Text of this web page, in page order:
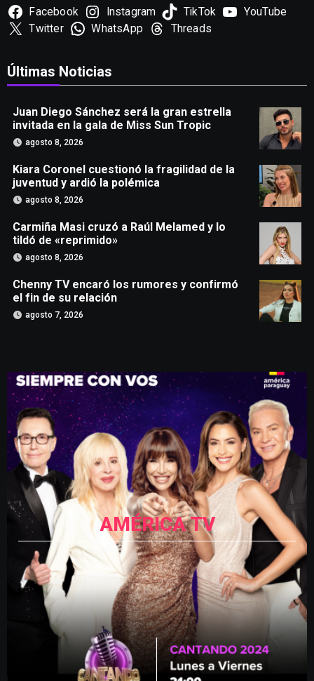
Facebook Instagram TikTok
YouTube
Twitter
WhatsApp Threads
Últimas Noticias
Juan Diego Sánchez será la gran estrella
invitada en la gala de Miss Sun Tropic
agosto 8, 2026
Kiara Coronel cuestionó la fragilidad de la
juventud y ardió la polémica
agosto 8, 2026
Carmiña Masi cruzó a Raúl Melamed y lo
tildó de «reprimido»
agosto 8, 2026
Chenny TV encaró los rumores y confirmó
el fin de su relación
agosto 7, 2026
AMÉRICA TV